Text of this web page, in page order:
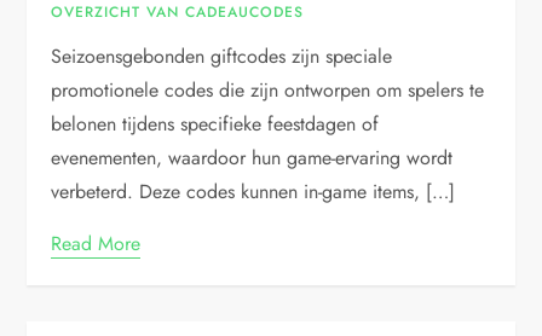
OVERZICHT VAN CADEAUCODES
Seizoensgebonden giftcodes zijn speciale
promotionele codes die zijn ontworpen om spelers te
belonen tijdens specifieke feestdagen of
evenementen, waardoor hun game-ervaring wordt
verbeterd. Deze codes kunnen in-game items, […]
Read More